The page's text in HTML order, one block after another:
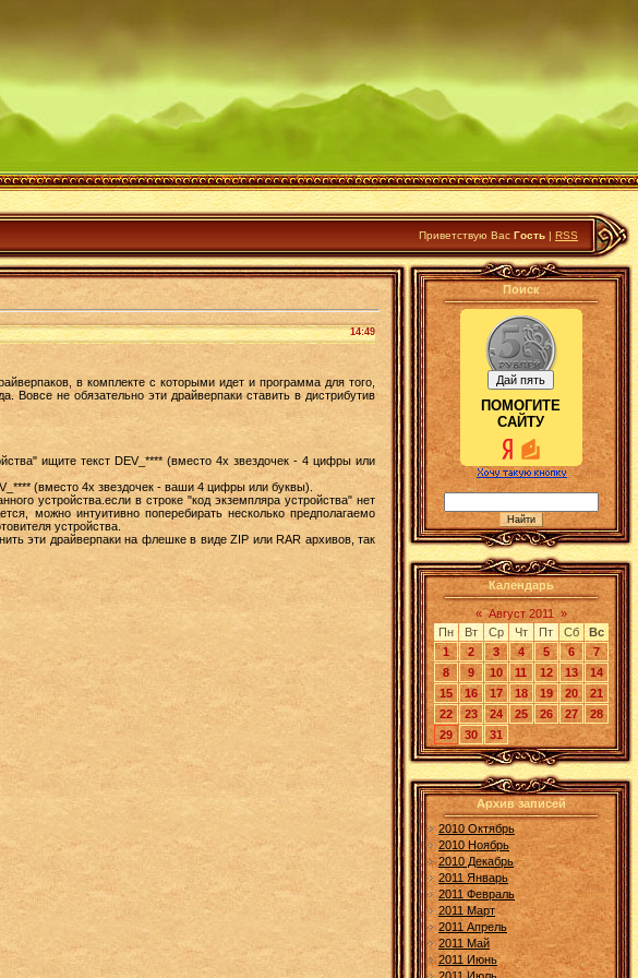
Приветствую Вас Гость | RSS
14:49
в комплекте с которыми идет и программа для того,
Вовсе не обязательно эти драйверпаки ставить в дистрибутив
ищите текст DEV_**** (вместо 4х звездочек - 4 цифры или
(вместо 4х звездочек - ваши 4 цифры или буквы).
устройства.если в строке "код экземпляра устройства" нет
можно интуитивно поперебирать несколько предполагаемо
устройства.
эти драйверпаки на флешке в виде ZIP или RAR архивов, так
Поиск
ПОМОГИТЕ
САЙТУ
Календарь
« Август 2011 »
Пн
Вт Ср Чт Пт Сб
Вс
1
2 3 4 5 6
7
8
9 10 11 12 13
14
15
16 17 18 19 20
21
22
23 24 25 26 27
28
29
30 31
Архив записей
2010 Октябрь
2010 Ноябрь
2010 Декабрь
2011 Январь
2011 Февраль
2011 Март
2011 Апрель
2011 Май
2011 Июнь